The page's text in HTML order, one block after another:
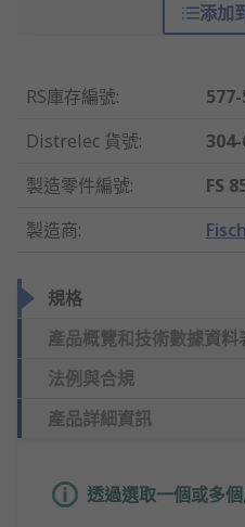
添加
RS庫存編號:
Distrelec 貨號:
製造零件編號:
FS
製造商:
規格
產品概覽和技術數據資料
法例與合規
產品詳細資訊
透過選取一個或多